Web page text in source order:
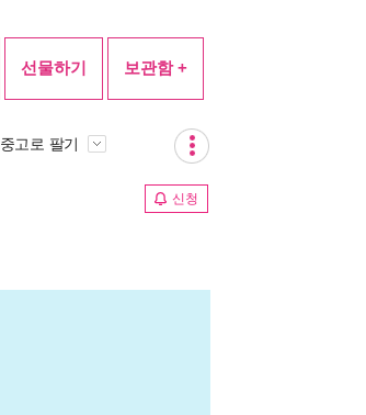
선물하기 보관함 +
중고로 팔기
신청